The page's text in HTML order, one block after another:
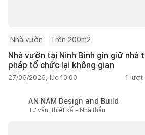
Nhà vườn Trên 200m2
Nhà vườn tại Ninh Bình gìn giữ nhà
pháp tổ chức lại không gian
27/06/2026, lúc 10:00 1 lượt
AN NAM Design and Build
Tư vấn, thiết kế - Nhà thầu